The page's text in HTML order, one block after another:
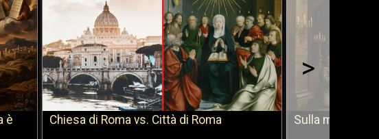
è
Chiesa di Roma vs. Città di Roma Sulla morte di
>